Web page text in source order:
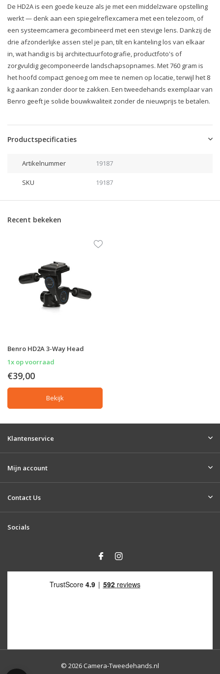
De HD2A is een goede keuze als je met een middelzware opstelling
werkt — denk aan een spiegelreflexcamera met een telezoom, of
een systeemcamera gecombineerd met een stevige lens. Dankzij de
drie afzonderlijke assen stel je pan, tilt en kanteling los van elkaar
in, wat handig is bij architectuurfotografie, productfoto's of
zorgvuldig gecomponeerde landschapsopnames. Met 760 gram is
het hoofd compact genoeg om mee te nemen op locatie, terwijl het 8
kg aankan zonder door te zakken. Een tweedehands exemplaar van
Benro geeft je solide bouwkwaliteit zonder de nieuwprijs te betalen.
Productspecificaties
Artikelnummer 19187
SKU 19187
Recent bekeken
Benro HD2A 3-Way Head
1x op voorraad
€39,00
Bekijk
Klantenservice
Mijn account
Contact Us
Socials
© 2026 Camera-Tweedehands.nl